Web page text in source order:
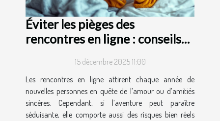
Éviter les pièges des
rencontres en ligne : conseils
15 décembre 2025 11:00
Les rencontres en ligne attirent chaque année de
nouvelles personnes en quête de l’amour ou d’amitiés
sincères. Cependant, si l’aventure peut paraître
séduisante, elle comporte aussi des risques bien réels